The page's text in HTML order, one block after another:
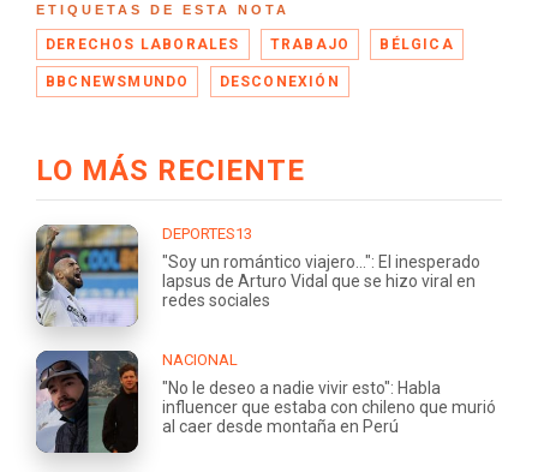
ETIQUETAS DE ESTA NOTA
DERECHOS LABORALES TRABAJO BÉLGICA
BBCNEWSMUNDO DESCONEXIÓN
LO MÁS RECIENTE
DEPORTES13
"Soy un romántico viajero...": El inesperado
lapsus de Arturo Vidal que se hizo viral en
redes sociales
NACIONAL
"No le deseo a nadie vivir esto": Habla
influencer que estaba con chileno que murió
al caer desde montaña en Perú